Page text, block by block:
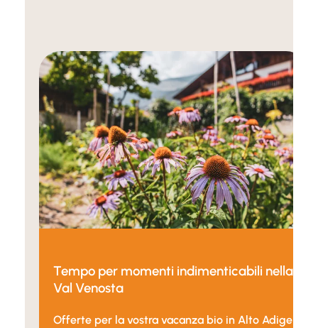
Tempo per momenti indimenticabili nella
Val Venosta
Offerte per la vostra vacanza bio in Alto Adige